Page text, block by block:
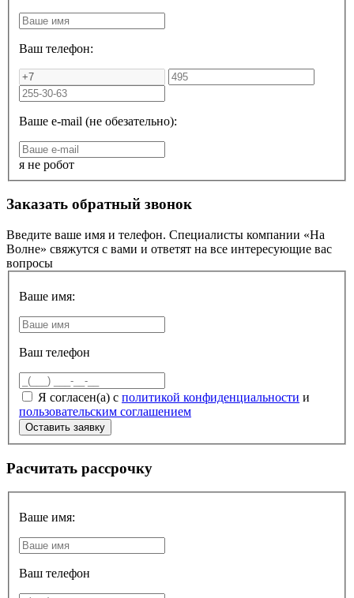
Ваш телефон:
Ваше e-mail (не обезательно):
я не робот
Заказать обратный звонок
Введите ваше имя и телефон. Специалисты компании «На
Волне» свяжутся с вами и ответят на все интересующие вас
вопросы
Ваше имя:
Ваш телефон
Я согласен(а) с политикой конфиденциальности и
пользовательским соглашением
Расчитать рассрочку
Ваше имя:
Ваш телефон